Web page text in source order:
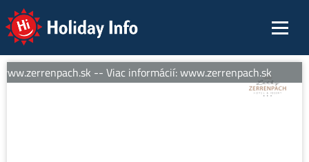
Holiday Info
-- Viac informácií: www.zerrenpach.sk